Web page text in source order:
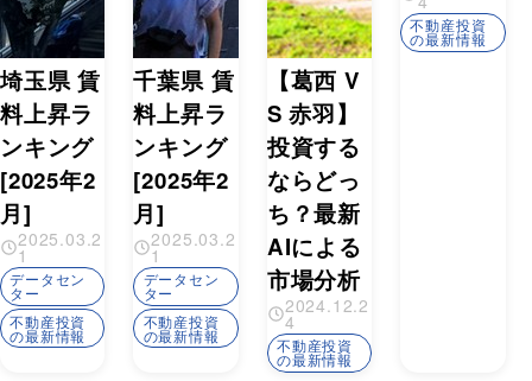
埼玉県 賃
料上昇ラ
ンキング
[2025年2
月]
2025.03.2
1
データセン
ター
不動産投資
の最新情報
千葉県 賃
料上昇ラ
ンキング
[2025年2
月]
2025.03.2
1
データセン
ター
不動産投資
の最新情報
【葛西 V
S 赤羽】
投資する
ならどっ
ち？最新
AIによる
市場分析
2024.12.2
4
不動産投資
の最新情報
不動産投資
の最新情報